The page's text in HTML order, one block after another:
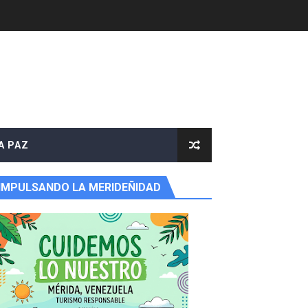
agua
PAZ
IMPULSANDO LA MERIDEÑIDAD